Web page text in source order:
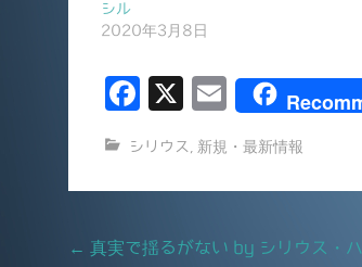
シル
2020年3月8日
F
c
e
b
X
E
ai
l
シリウス 新規・最新情報
Post
← 真実で揺るがない by シリウス・